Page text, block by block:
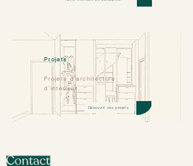
Projets
Projets d’architecture
d’intérieur,
Découvrir nos projets